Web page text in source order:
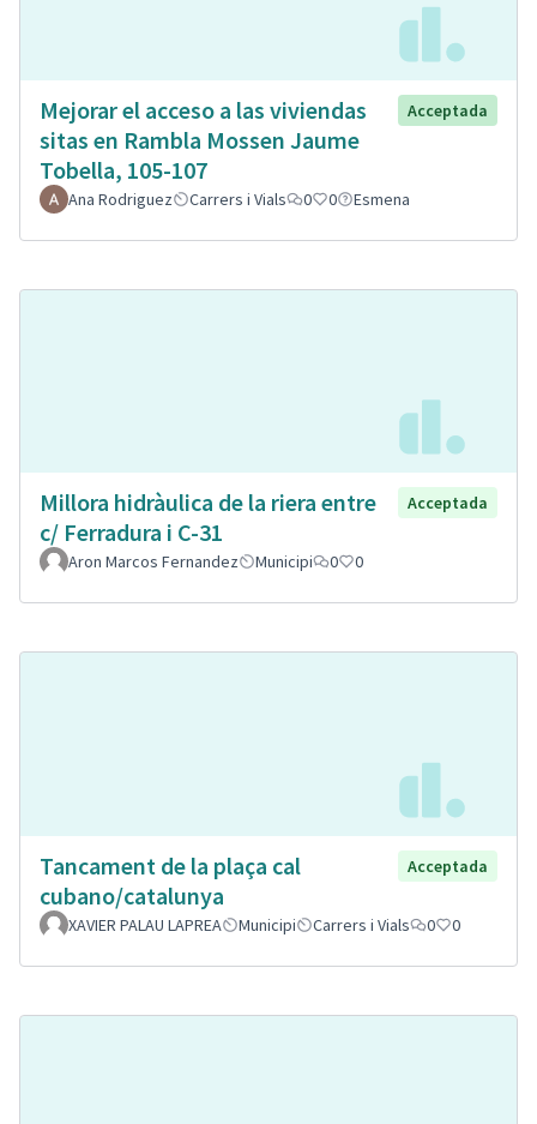
Mejorar el acceso a las viviendas
sitas en Rambla Mossen Jaume
Tobella, 105-107
Acceptada
Ana Rodriguez Carrers i Vials 0 0 Esmena
Millora hidràulica de la riera entre
c/ Ferradura i C-31
Acceptada
Aron Marcos Fernandez Municipi 0 0
Tancament de la plaça cal
cubano/catalunya
Acceptada
XAVIER PALAU LAPREA Municipi Carrers i Vials 0 0